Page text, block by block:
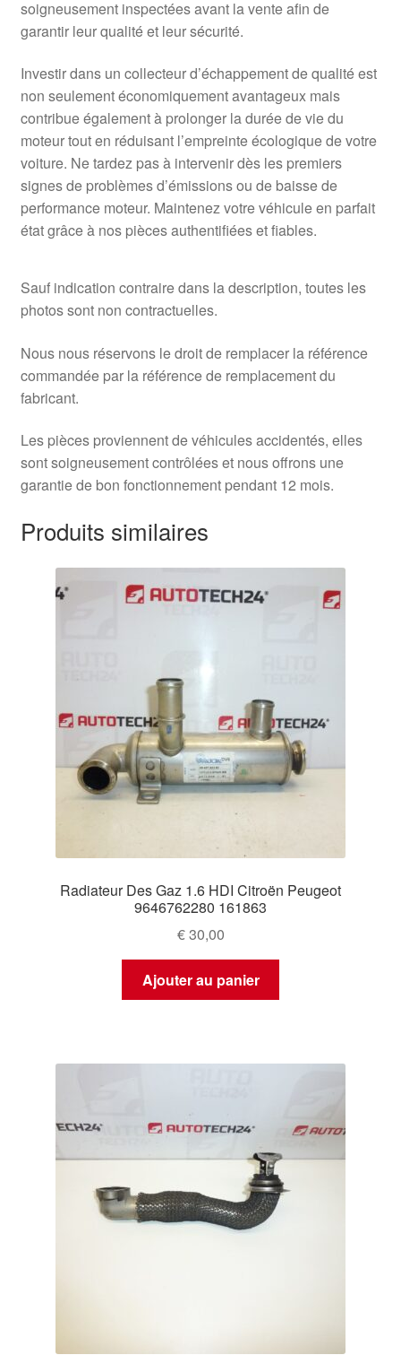
soigneusement inspectées avant la vente afin de
garantir leur qualité et leur sécurité.
Investir dans un collecteur d’échappement de qualité est
non seulement économiquement avantageux mais
contribue également à prolonger la durée de vie du
moteur tout en réduisant l’empreinte écologique de votre
voiture. Ne tardez pas à intervenir dès les premiers
signes de problèmes d’émissions ou de baisse de
performance moteur. Maintenez votre véhicule en parfait
état grâce à nos pièces authentifiées et fiables.
Sauf indication contraire dans la description, toutes les
photos sont non contractuelles.
Nous nous réservons le droit de remplacer la référence
commandée par la référence de remplacement du
fabricant.
Les pièces proviennent de véhicules accidentés, elles
sont soigneusement contrôlées et nous offrons une
garantie de bon fonctionnement pendant 12 mois.
Produits similaires
Radiateur Des Gaz 1.6 HDI Citroën Peugeot
9646762280 161863
€30,00
Ajouter au panier